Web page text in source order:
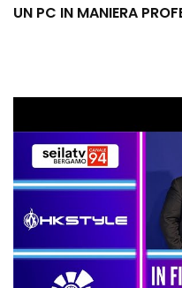
UN PC IN MANIERA